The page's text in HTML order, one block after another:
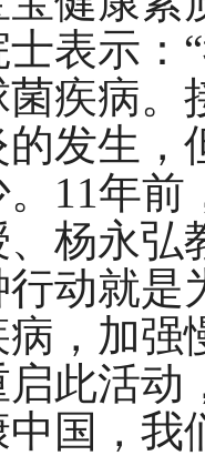
表示：
疾病
发生，
11年前
杨永弘
动就是
，加强
启此活
国，我